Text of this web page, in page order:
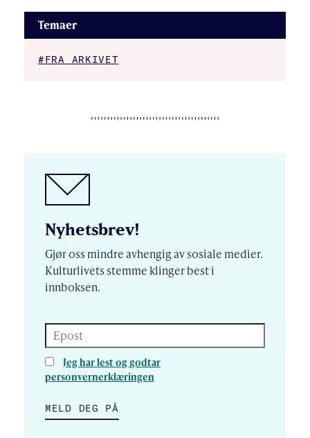
Temaer
#FRA ARKIVET
Nyhetsbrev!
Gjør oss mindre avhengig av sosiale medier.
Kulturlivets stemme klinger best i
innboksen.
Epost
Jeg har lest og godtar
personvernerklæringen
MELD DEG PÅ